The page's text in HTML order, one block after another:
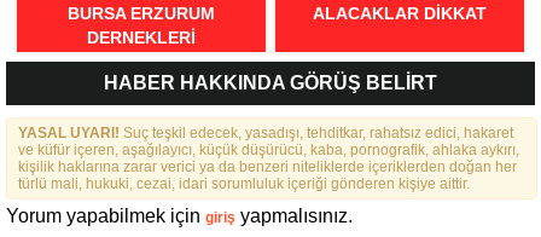
BURSA ERZURUM
DERNEKLERI
FEDERASYONU İÇIN 25
MADDELIK BÜYÜK VIZYON:
“DAHA GÜÇLÜ, DAHA ETKIN,
DAHA KAPSAYICI BIR
FEDERASYON İÇIN YOLA
ÇIKTIK”
ALACAKLAR DİKKAT
HABER HAKKINDA GÖRÜŞ BELİRT
YASAL UYARI! Suç teşkil edecek, yasadışı, tehditkar, rahatsız edici, hakaret
ve küfür içeren, aşağılayıcı, küçük düşürücü, kaba, pornografik, ahlaka aykırı,
kişilik haklarına zarar verici ya da benzeri niteliklerde içeriklerden doğan her
türlü mali, hukuki, cezai, idari sorumluluk içeriği gönderen kişiye aittir.
Yorum yapabilmek için giriş yapmalısınız.